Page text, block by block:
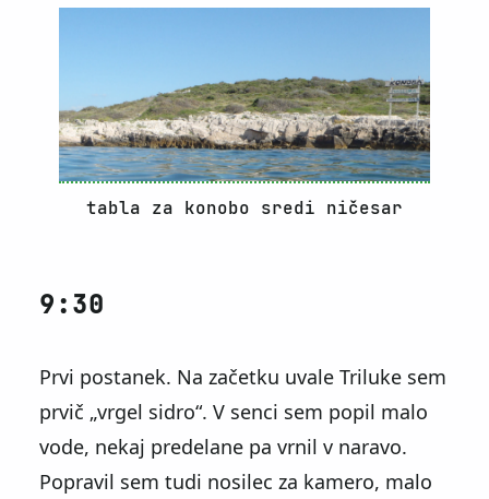
tabla za konobo sredi ničesar
9:30
Prvi postanek. Na začetku uvale Triluke sem
prvič vrgel sidro . V senci sem popil malo
vode, nekaj predelane pa vrnil v naravo.
Popravil sem tudi nosilec za kamero, malo